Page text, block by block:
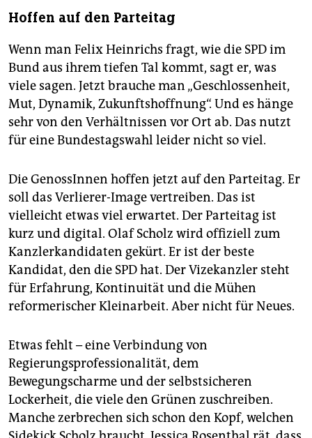
Hoffen auf den Parteitag
Wenn man Felix Heinrichs fragt, wie die SPD im
Bund aus ihrem tiefen Tal kommt, sagt er, was
viele sagen. Jetzt brauche man „Geschlossenheit,
Mut, Dynamik, Zukunftshoffnung“. Und es hänge
sehr von den Verhältnissen vor Ort ab. Das nutzt
für eine Bundestagswahl leider nicht so viel.
Die GenossInnen hoffen jetzt auf den Parteitag. Er
soll das Verlierer-Image vertreiben. Das ist
vielleicht etwas viel erwartet. Der Parteitag ist
kurz und digital. Olaf Scholz wird offiziell zum
Kanzlerkandidaten gekürt. Er ist der beste
Kandidat, den die SPD hat. Der Vizekanzler steht
für Erfahrung, Kontinuität und die Mühen
reformerischer Kleinarbeit. Aber nicht für Neues.
Etwas fehlt – eine Verbindung von
Regierungsprofessionalität, dem
Bewegungscharme und der selbstsicheren
Lockerheit, die viele den Grünen zuschreiben.
Manche zerbrechen sich schon den Kopf, welchen